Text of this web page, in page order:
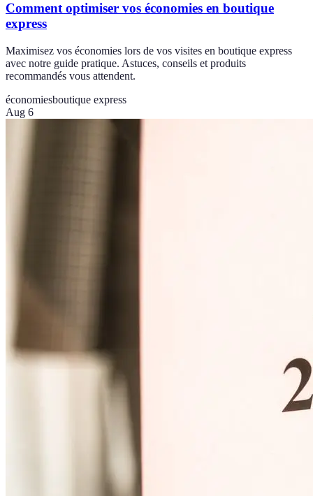
Comment optimiser vos économies en boutique
express
Maximisez vos économies lors de vos visites en boutique express
avec notre guide pratique. Astuces, conseils et produits
recommandés vous attendent.
économiesboutique express
Aug 6